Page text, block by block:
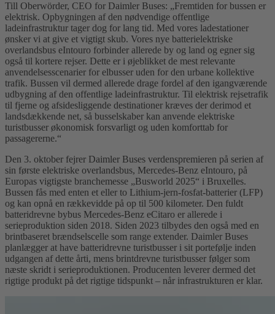
Till Oberwörder, CEO for Daimler Buses: „Fremtiden for bussen er
elektrisk. Opbygningen af den nødvendige offentlige
ladeinfrastruktur tager dog for lang tid. Med vores ladestationer
ønsker vi at give et vigtigt skub. Vores nye batterielektriske
overlandsbus eIntouro forbinder allerede by og land og egner sig
også til kortere rejser. Dette er i øjeblikket de mest relevante
anvendelsesscenarier for elbusser uden for den urbane kollektive
trafik. Bussen vil dermed allerede drage fordel af den igangværende
udbygning af den offentlige ladeinfrastruktur. Til elektrisk rejsetrafik
til fjerne og afsidesliggende destinationer kræves der derimod et
landsdækkende net, så busselskaber kan anvende elektriske
turistbusser økonomisk forsvarligt og uden komforttab for
passagererne.“
Den 3. oktober fejrer Daimler Buses verdenspremieren på serien af
sin første elektriske overlandsbus, Mercedes‑Benz eIntouro, på
Europas vigtigste branchemesse „Busworld 2025“ i Bruxelles.
Bussen fås med enten et eller to Lithium-jern-fosfat-batterier (LFP)
og kan opnå en rækkevidde på op til 500 kilometer. Den fuldt
batteridrevne bybus Mercedes‑Benz eCitaro er allerede i
serieproduktion siden 2018. Siden 2023 tilbydes den også med en
brintbaseret brændselscelle som range extender. Daimler Buses
planlægger at have batteridrevne turistbusser i sit portefølje inden
udgangen af dette årti, mens brintdrevne turistbusser følger som
næste skridt i serieproduktionen. Producenten leverer dermed det
rigtige produkt på det rigtige tidspunkt – når infrastrukturen er klar.